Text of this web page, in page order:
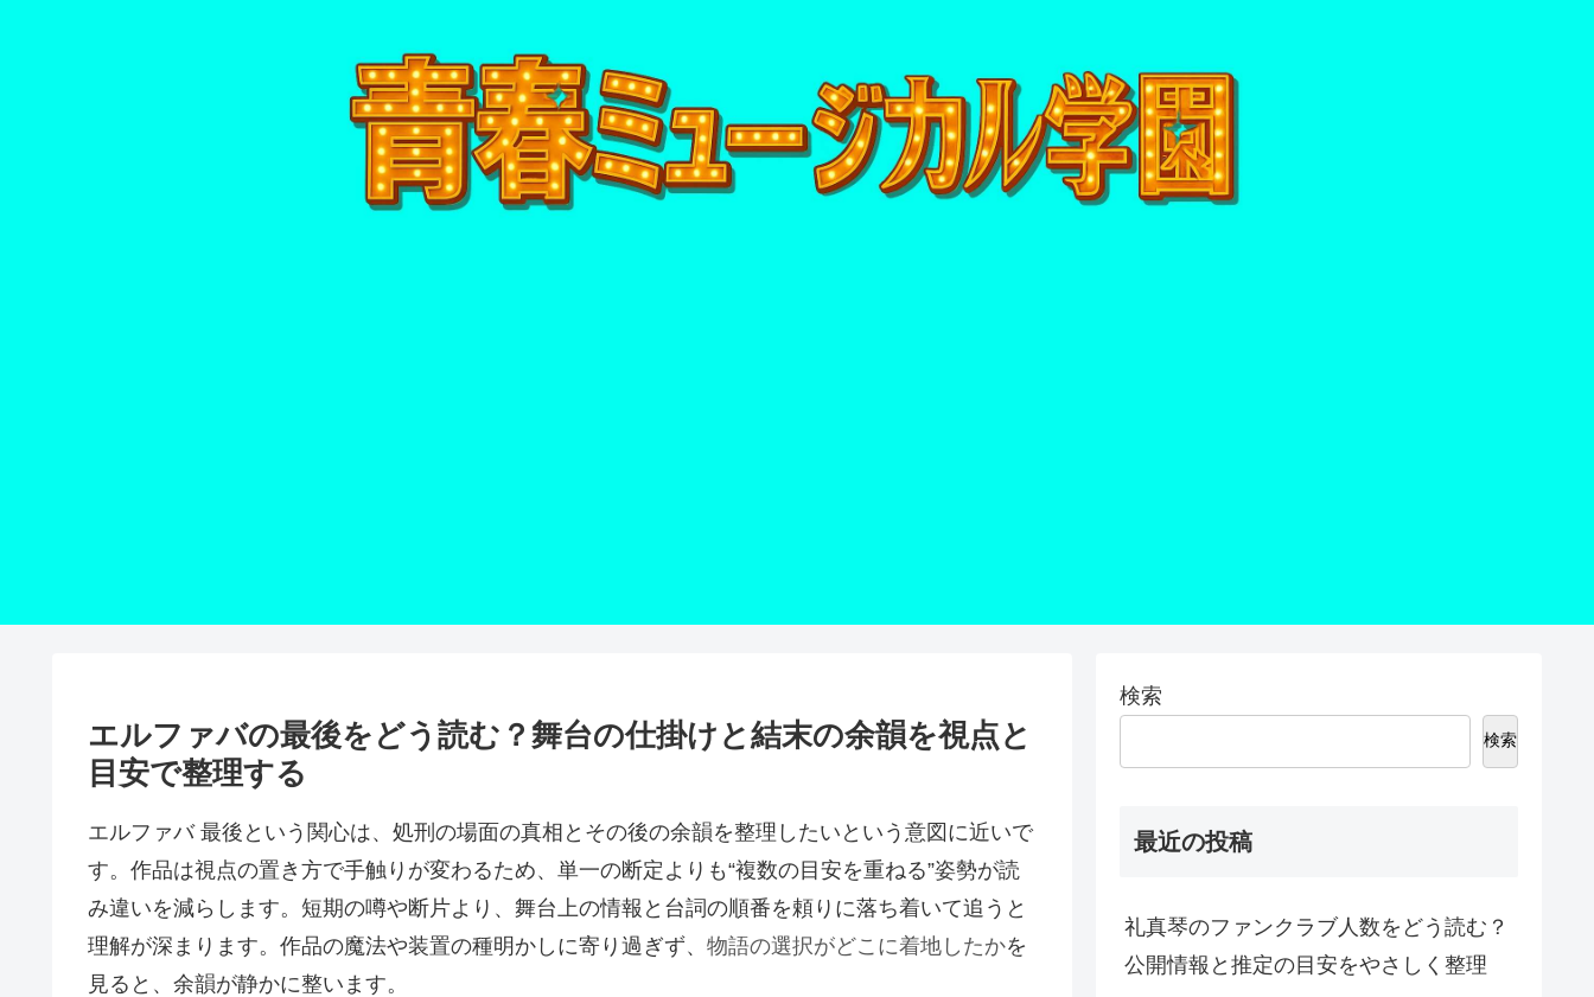
エルファバの最後をどう読む？舞台の仕掛けと結末の余韻を視点と
目安で整理する
エルファバ 最後という関心は、処刑の場面の真相とその後の余韻を整理したいという意図に近いで
す。作品は視点の置き方で手触りが変わるため、単一の断定よりも“複数の目安を重ねる”姿勢が読
み違いを減らします。短期の噂や断片より、舞台上の情報と台詞の順番を頼りに落ち着いて追うと
理解が深まります。作品の魔法や装置の種明かしに寄り過ぎず、 物語の選択がどこに着地したかを
見ると、余韻が静かに整います。
検索
検索
最近の投稿
礼真琴のファンクラブ人数をどう読む？
公開情報と推定の目安をやさしく整理